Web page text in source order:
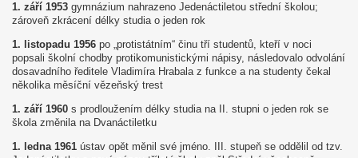
1. září 1953 gymnázium nahrazeno Jedenáctiletou střední školou;
zároveň zkrácení délky studia o jeden rok
1. listopadu 1956 po „protistátním“ činu tří studentů, kteří v noci
popsali školní chodby protikomunistickými nápisy, následovalo odvolání
dosavadního ředitele Vladimíra Hrabala z funkce a na studenty čekal
několika měsíční vězeňský trest
1. září 1960 s prodloužením délky studia na II. stupni o jeden rok se
škola změnila na Dvanáctiletku
1. ledna 1961 ústav opět měnil své jméno. III. stupeň se oddělil od tzv.